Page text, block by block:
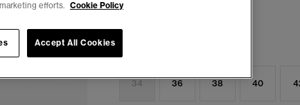
Wybierz Rozmiar:
34 36 38 40
efforts. Cookie Policy
Accept All Cookies